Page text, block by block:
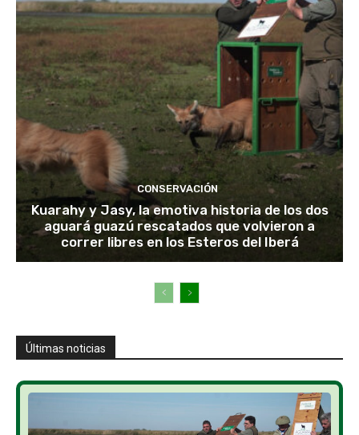
CONSERVACIÓN
Kuarahy y Jasy, la emotiva historia de los dos
aguará guazú rescatados que volvieron a
correr libres en los Esteros del Iberá
Últimas noticias